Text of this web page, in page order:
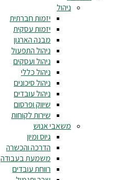
ניהול
יזמות חברתית
יזמות עסקית
מבנה הארגון
ניהול התפעול
ניהול ועסקים
ניהול כללי
ניהול סיכונים
ניהול עובדים
שיווק ופרסום
שירות לקוחות
משאבי אנוש
גיוס ומיון
הדרכה והכשרה
משמעת בעבודה
רווחת עובדים